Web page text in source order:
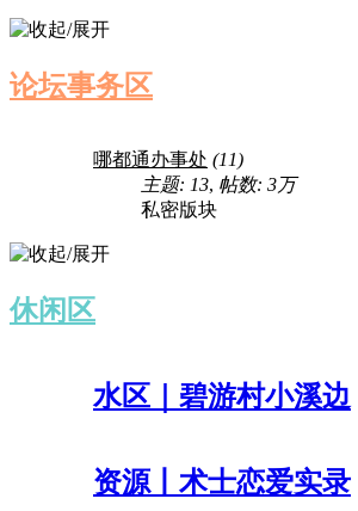
论坛事务区
哪都通办事处 (11)
主题: 13, 帖数: 3万
私密版块
休闲区
水区｜碧游村小溪边
资源丨术士恋爱实录